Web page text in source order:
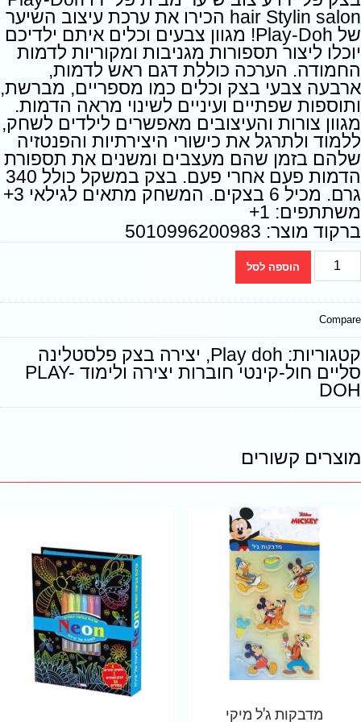
hair Stylin salon הכירו את ערכת עיצוב השיער
של Play-Doh! מגוון צבעים וכלים איתם ילדיכם
יוכלו ליצור תספורות מגניבות ומקוריות לדמות
החמודה. הערכה כוללת דגם ראש לדמות,
ארבעה צבעי בצק וכלים כמו מספריים, מברשת,
ותוספות שפתיים ועיניים לשינוי מראה הדמות.
מגוון צורות והעיצובים מאפשרים לילדים לשחק,
ללמוד ולתרגל את כישורי היצירתיות והפנטזיה
שלהם בזמן שהם מעצבים ומשנים את תספורת
הדמות פעם אחרי פעם. בצק במשקל כולל 340
גרם. מכיל 6 בצקים. המשחק מתאים לגילאי 3+
משתתפים: 1+
ברקוד מוצר: 5010996200983
הוספה לסל
Compare
קטגוריות: Play doh
, יצירה בצק פלסטלינה
סליים חול-קינטי חוברות יצירה ולימוד PLAY-
DOH
מוצרים קשורים
מדבקות ג'ל מיקי